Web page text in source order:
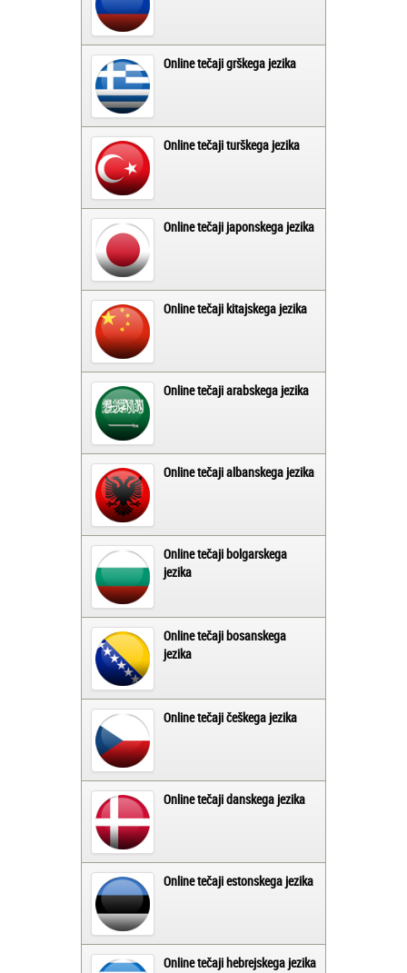
Online tečaji grškega jezika
Online tečaji turškega jezika
Online tečaji japonskega jezika
Online tečaji kitajskega jezika
Online tečaji arabskega jezika
Online tečaji albanskega jezika
Online tečaji bolgarskega
jezika
Online tečaji bosanskega
jezika
Online tečaji češkega jezika
Online tečaji danskega jezika
Online tečaji estonskega jezika
Online tečaji hebrejskega jezika